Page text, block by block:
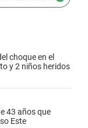
choque en el
y 2 niños heridos
43 años que
Este